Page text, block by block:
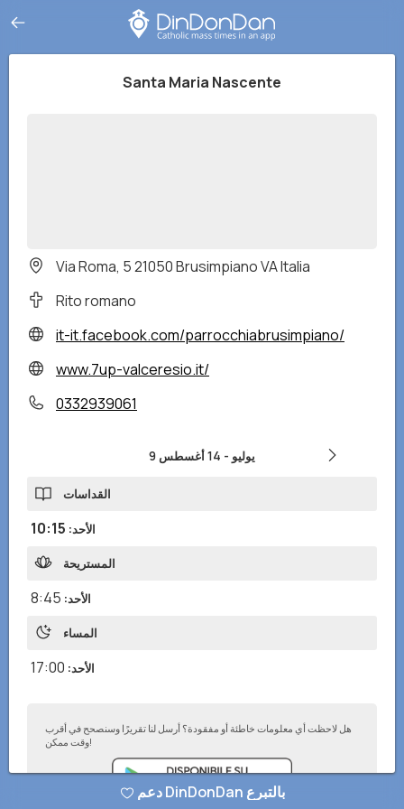
Santa Maria Nascente
Via Roma, 5 21050 Brusimpiano VA Italia
Rito romano
it-it.facebook.com/parrocchiabrusimpiano/
www.7up-valceresio.it/
0332939061
9 يوليو - 14 أغسطس
القداسات
الأحد:
10:15
المستريحة
الأحد:
8:45
المساء
الأحد:
17:00
هل لاحظت أي معلومات خاطئة أو مفقودة؟ أرسل لنا تقريرًا وسنصحح في أقرب
وقت ممكن!
دعم DinDonDan بالتبرع